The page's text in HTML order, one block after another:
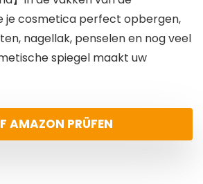
je cosmetica perfect opbergen,
nagellak, penselen en nog veel
spiegel maakt uw
AMAZON PRÜFEN